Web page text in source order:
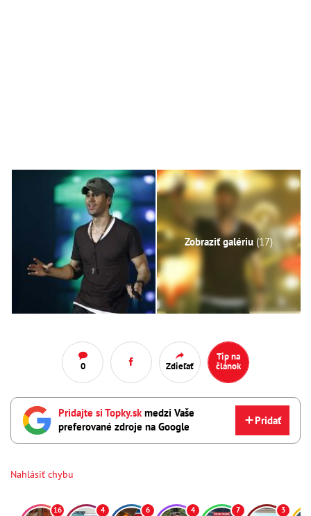
Zobraziť galériu (17)
0 Zdieľať
Tip na
článok
Pridajte si Topky.skmedzi Vaše
preferované zdroje na Google
Pridať
Nahlásiť chybu
16 4 6 4 7 3